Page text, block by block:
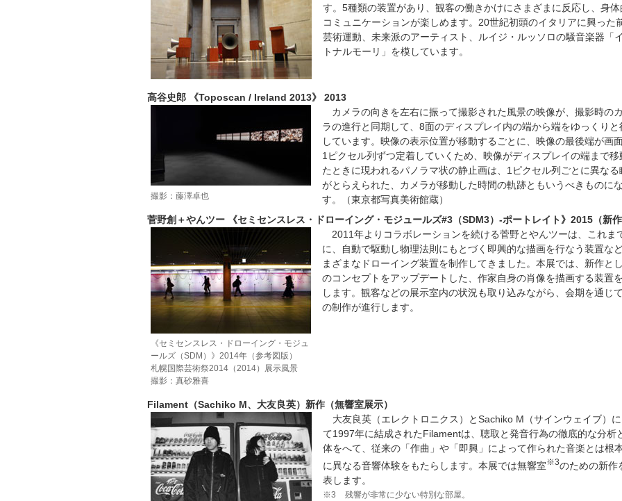
す。5種類の装置があり、観客の働きかけにさまざまに反応し、身体
コミュニケーションが楽しめます。20世紀初頭のイタリアに興った
芸術運動、未来派のアーティスト、ルイジ・ルッソロの騒音楽器「
トナルモーリ」を模しています。
高谷史郎 《Toposcan / Ireland 2013》 2013
撮影：藤澤卓也
カメラの向きを左右に振って撮影された風景の映像が、撮影時の
ラの進行と同期して、8面のディスプレイ内の端から端をゆっくりと
しています。映像の表示位置が移動するごとに、映像の最後端が画
1ピクセル列ずつ定着していくため、映像がディスプレイの端まで移
たときに現われるパノラマ状の静止画は、1ピクセル列ごとに異なる
がとらえられた、カメラが移動した時間の軌跡ともいうべきものに
す。（東京都写真美術館蔵）
菅野創＋やんツー 《セミセンスレス・ドローイング・モジュールズ#3（SDM3）-ポートレイト》2015（新作
《セミセンスレス・ドローイング・モジュ
ールズ（SDM）》2014年（参考図版）
札幌国際芸術祭2014（2014）展示風景
撮影：真砂雅喜
2011年よりコラボレーションを続ける菅野とやんツーは、これま
に、自動で駆動し物理法則にもとづく即興的な描画を行なう装置な
まざまなドローイング装置を制作してきました。本展では、新作と
のコンセプトをアップデートした、作家自身の肖像を描画する装置
します。観客などの展示室内の状況も取り込みながら、会期を通じ
の制作が進行します。
Filament（Sachiko M、大友良英）新作（無響室展示）
大友良英（エレクトロニクス）とSachiko M（サインウェイブ）
て1997年に結成されたFilamentは、聴取と発音行為の徹底的な分析
体をへて、従来の「作曲」や「即興」によって作られた音楽とは根
に異なる音響体験をもたらします。本展では無響室※3のための新作
表します。
※3 残響が非常に少ない特別な部屋。